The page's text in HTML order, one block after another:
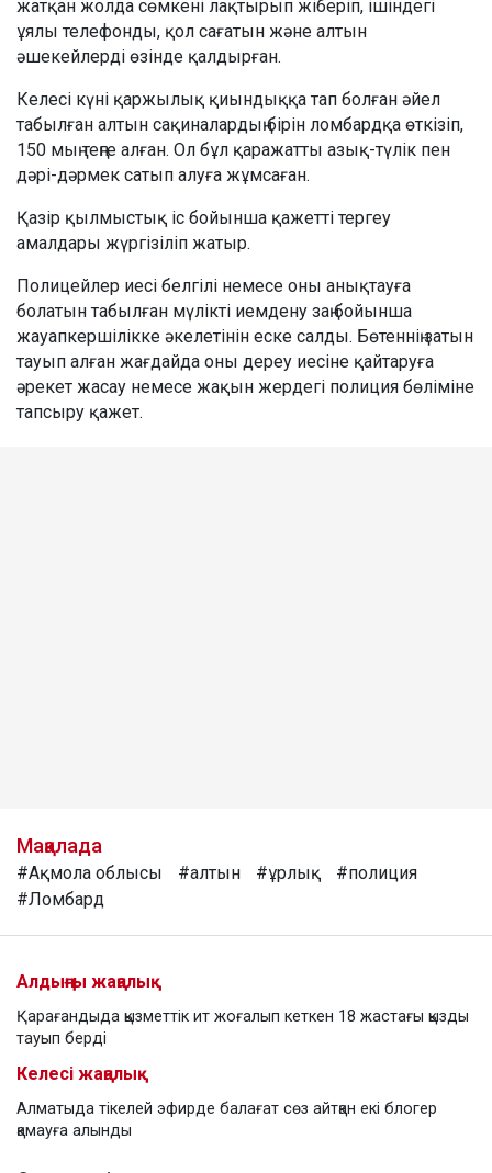
жатқан жолда сөмкені лақтырып жіберіп, ішіндегі
ұялы телефонды, қол сағатын және алтын
әшекейлерді өзінде қалдырған.
Келесі күні қаржылық қиындыққа тап болған әйел
табылған алтын сақиналардың бірін ломбардқа өткізіп,
150 мың теңге алған. Ол бұл қаражатты азық-түлік пен
дәрі-дәрмек сатып алуға жұмсаған.
Қазір қылмыстық іс бойынша қажетті тергеу
амалдары жүргізіліп жатыр.
Полицейлер иесі белгілі немесе оны анықтауға
болатын табылған мүлікті иемдену заң бойынша
жауапкершілікке әкелетінін еске салды. Бөтеннің затын
тауып алған жағдайда оны дереу иесіне қайтаруға
әрекет жасау немесе жақын жердегі полиция бөліміне
тапсыру қажет.
Мақалада
#Ақмола облысы #алтын #ұрлық
#полиция
#Ломбард
Алдыңғы жаңалық
Қарағандыда қызметтік ит жоғалып кеткен 18 жастағы қызды
тауып берді
Келесі жаңалық
Алматыда тікелей эфирде балағат сөз айтқан екі блогер
қамауға алынды